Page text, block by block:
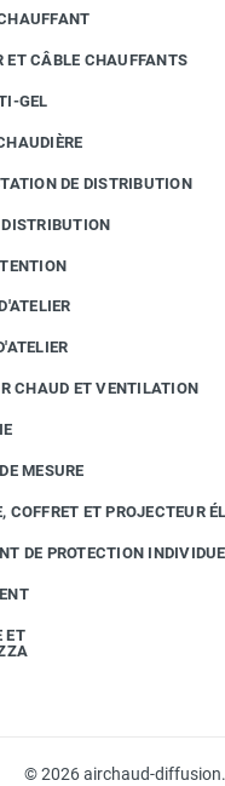
ET CÂBLE CHAUFFANTS
GEL
DE DISTRIBUTION
DISTRIBUTION
CHAUD ET VENTILATION
MESURE
COFFRET ET PROJECTEUR
DE PROTECTION
ET
© 2026 airchaud-